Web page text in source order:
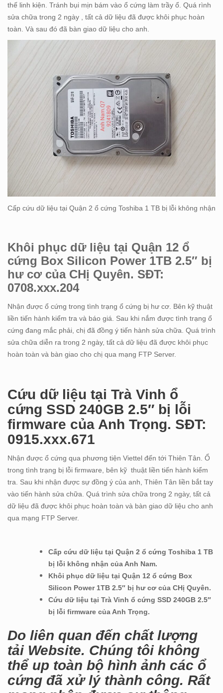
thế linh kiện. Tránh bụi mịn bám vào ổ cứng làm trầy ổ. Quá rình
sửa chữa trong 2 ngày , tất cả dữ liệu đã được khôi phục hoàn
toàn. Và sau đó đã bàn giao dữ liệu cho anh.
Cấp cứu dữ liệu tại Quận 2 ổ cứng Toshiba 1 TB bị lỗi không nhận
Khôi phục dữ liệu tại Quận 12 ổ
cứng Box Silicon Power 1TB 2.5″ bị
hư cơ của CHị Quyên. SĐT:
0708.xxx.204
Nhận được ổ cứng trong tình trạng ổ cứng bị hư cơ. Bên kỹ thuật
liền tiến hành kiểm tra và báo giá. Sau khi nắm được tình trạng ổ
cứng đang mắc phải, chị đã đồng ý tiến hành sửa chữa. Quá trình
sửa chữa diễn ra trong 2 ngày, tất cả dữ liệu đã được khôi phục
hoàn toàn và bàn giao cho chị qua mạng FTP Server.
Cứu dữ liệu tại Trà Vinh ổ
cứng SSD 240GB 2.5″ bị lỗi
firmware của Anh Trọng. SĐT:
0915.xxx.671
Nhận được ổ cứng qua phương tiện Viettel đến tới Thiên Tân. Ổ
trong tình trạng bị lỗi firmware, bên kỹ thuật liền tiến hành kiểm
tra. Sau khi nhận được sự đồng ý của anh, Thiên Tân liền bắt tay
vào tiến hành sửa chữa. Quá trình sửa chữa trong 2 ngày, tất cả
dữ liệu đã được khôi phục hoàn toàn và bàn giao dữ liệu cho anh
qua mạng FTP Server.
Cấp cứu dữ liệu tại Quận 2 ổ cứng Toshiba 1 TB
bị lỗi không nhận của Anh Nam.
Khôi phục dữ liệu tại Quận 12 ổ cứng Box
Silicon Power 1TB 2.5″ bị hư cơ của CHị Quyên.
Cứu dữ liệu tại Trà Vinh ổ cứng SSD 240GB 2.5″
bị lỗi firmware của Anh Trọng.
Do liên quan đến chất lượng
tải Website. Chúng tôi không
thể up toàn bộ hình ảnh các ổ
cứng đã xử lý thành công. Rất